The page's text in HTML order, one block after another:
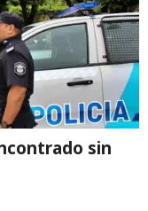
sin